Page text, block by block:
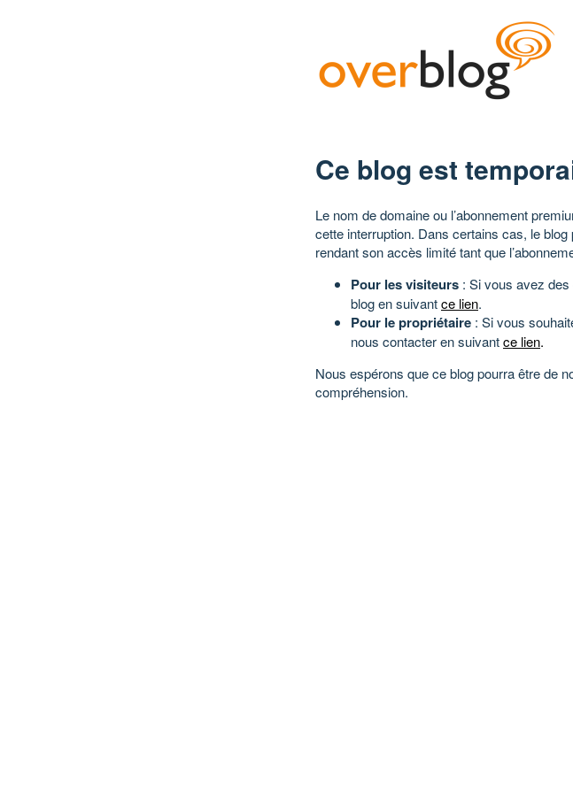
Ce blog est
Le nom de domaine ou l’abonnement
cette interruption. Dans certains cas, le
rendant son accès limité tant que
Pour les visiteurs : Si vous avez
blog en suivantce lien.
Pour le propriétaire : Si vous
nous contacter en suivantce lien.
Nous espérons que ce blog pourra être de
compréhension.